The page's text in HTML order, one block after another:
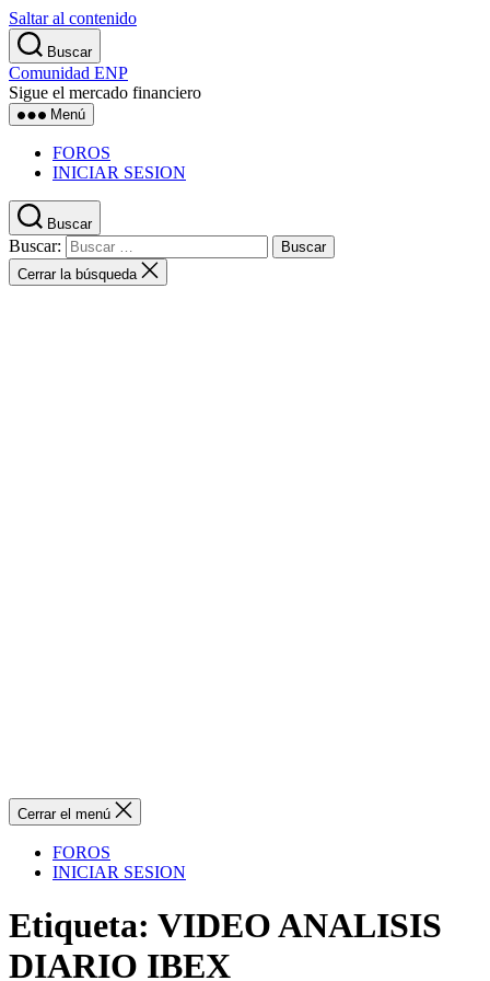
Saltar al contenido
Buscar
Comunidad ENP
Sigue el mercado financiero
Menú
FOROS
INICIAR SESION
Buscar
Buscar:
Cerrar la búsqueda
Cerrar el menú
FOROS
INICIAR SESION
Etiqueta: VIDEO ANALISIS
DIARIO IBEX